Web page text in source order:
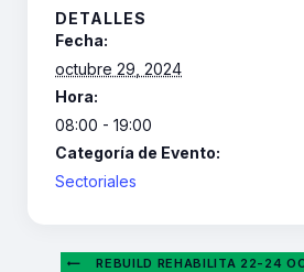
DETALLES
Fecha:
octubre 29, 2024
Hora:
08:00 - 19:00
Categoría de Evento:
Sectoriales
REBUILD REHABILITA 22-24